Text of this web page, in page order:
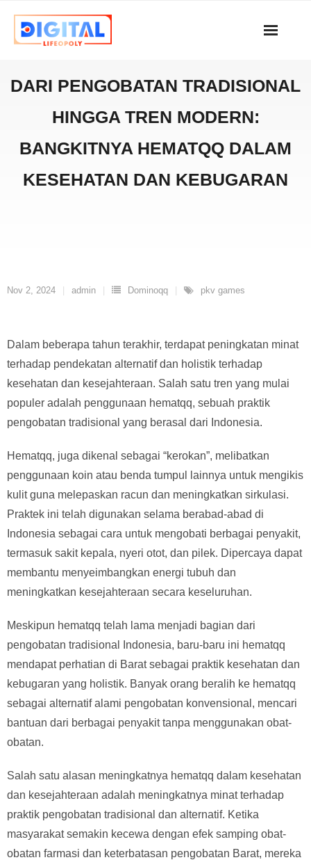
content
DARI PENGOBATAN TRADISIONAL
HINGGA TREN MODERN:
BANGKITNYA HEMATQQ DALAM
KESEHATAN DAN KEBUGARAN
Nov 2, 2024 admin Dominoqq pkv games
Dalam beberapa tahun terakhir, terdapat peningkatan minat
terhadap pendekatan alternatif dan holistik terhadap
kesehatan dan kesejahteraan. Salah satu tren yang mulai
populer adalah penggunaan hematqq, sebuah praktik
pengobatan tradisional yang berasal dari Indonesia.
Hematqq, juga dikenal sebagai “kerokan”, melibatkan
penggunaan koin atau benda tumpul lainnya untuk mengikis
kulit guna melepaskan racun dan meningkatkan sirkulasi.
Praktek ini telah digunakan selama berabad-abad di
Indonesia sebagai cara untuk mengobati berbagai penyakit,
termasuk sakit kepala, nyeri otot, dan pilek. Dipercaya dapat
membantu menyeimbangkan energi tubuh dan
meningkatkan kesejahteraan secara keseluruhan.
Meskipun hematqq telah lama menjadi bagian dari
pengobatan tradisional Indonesia, baru-baru ini hematqq
mendapat perhatian di Barat sebagai praktik kesehatan dan
kebugaran yang holistik. Banyak orang beralih ke hematqq
sebagai alternatif alami pengobatan konvensional, mencari
bantuan dari berbagai penyakit tanpa menggunakan obat-
obatan.
Salah satu alasan meningkatnya hematqq dalam kesehatan
dan kesejahteraan adalah meningkatnya minat terhadap
praktik pengobatan tradisional dan alternatif. Ketika
masyarakat semakin kecewa dengan efek samping obat-
obatan farmasi dan keterbatasan pengobatan Barat, mereka